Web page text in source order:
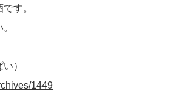
す。
）
1449